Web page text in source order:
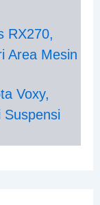
RX270,
Area Mesin
Voxy,
Suspensi